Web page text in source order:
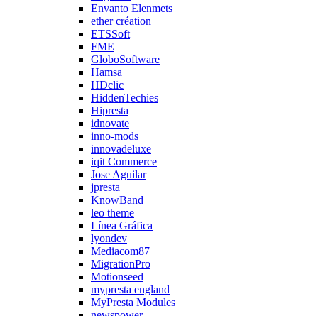
Envanto Elenmets
ether création
ETSSoft
FME
GloboSoftware
Hamsa
HDclic
HiddenTechies
Hipresta
idnovate
inno-mods
innovadeluxe
iqit Commerce
Jose Aguilar
jpresta
KnowBand
leo theme
Línea Gráfica
lyondev
Mediacom87
MigrationPro
Motionseed
mypresta england
MyPresta Modules